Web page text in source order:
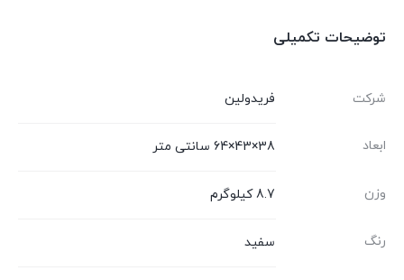
توضیحات تکمیلی
شرکت فریدولین
ابعاد 38×43×64 سانتی متر
وزن 8.7 کیلوگرم
رنگ سفید